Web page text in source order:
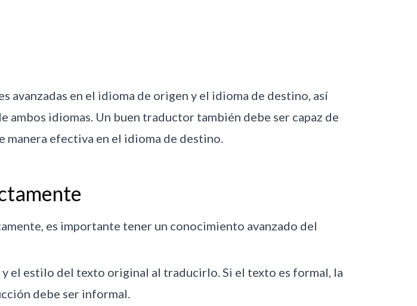
en el idioma de origen y el idioma de destino, así
ambos idiomas. Un buen traductor también debe ser capaz de
efectiva en el idioma de destino.
es importante tener un conocimiento avanzado del
el estilo del texto original al traducirlo. Si el texto es formal, la
debe ser informal.